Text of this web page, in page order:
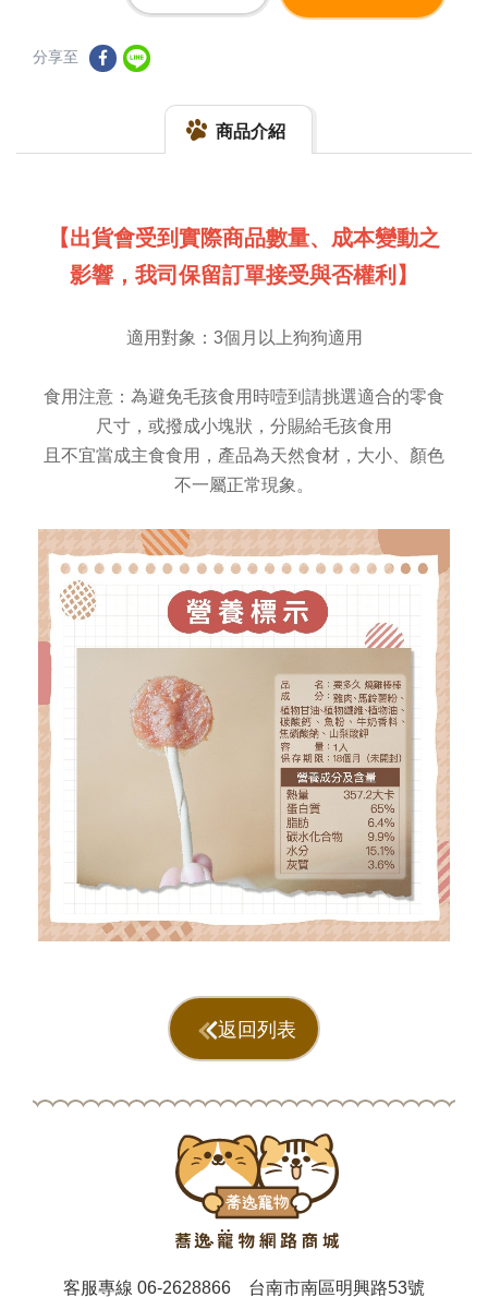
分享至
商品介紹
【出貨會受到實際商品數量、成本變動之
影響，我司保留訂單接受與否權利】
適用對象：3個月以上狗狗適用
食用注意：為避免毛孩食用時噎到請挑選適合的零食
尺寸，或撥成小塊狀，分賜給毛孩食用
且不宜當成主食食用，產品為天然食材，大小、顏色
不一屬正常現象。
返回列表
客服專線06-2628866 台南市南區明興路53號